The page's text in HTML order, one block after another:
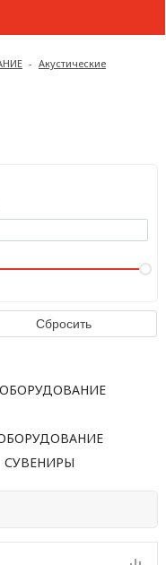
- Акустические
ОБОРУДОВАНИЕ
ОБОРУДОВАНИЕ
СУВЕНИРЫ